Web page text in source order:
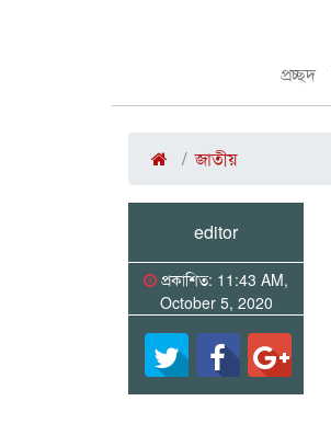
প্রচ্ছদ
জাতীয়
editor
প্রকাশিত: 11:43 AM,
October 5, 2020